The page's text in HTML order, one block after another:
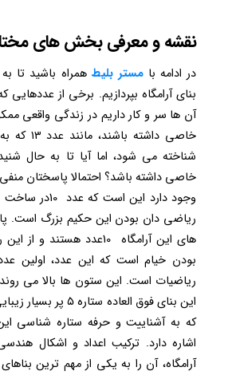
نقشه و معرفی بخش های
در ادامه بامستر بلیط همراه باشید تا
بنای آرامگاه بپردازیم. برخی از عددهایی
آن ها سر و کار داریم در زندگی واقعی
خاصی
خاصی داشته باشد؟ احتمالا پاسختان
وجود دارد این
ریاضی دان بودن این حکیم بزرگ است.
های این آرامگاه 10عدد
بودن خیام است که این عدد، اولین
ریاضیات است. این ستون ها بالا می
این بنای فوق العاده
که به آشناییت و حرفه ستاره شناسی
اشاره دارد. ترکیب اعداد و اشکال
آرامگاه، آن را به یکی از مهم ترین